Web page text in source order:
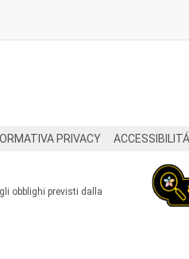
PRIVACY ACCESSIBILITÁ
obblighi previsti dalla